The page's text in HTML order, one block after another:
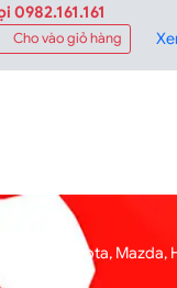
0982.161.161
Cho vào giỏ hàng
xe (Toyota,